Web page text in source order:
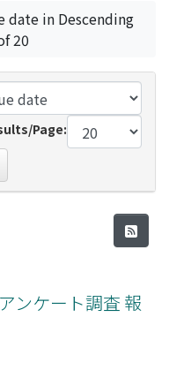
date in Descending
20
Page:
ンケート調査 報